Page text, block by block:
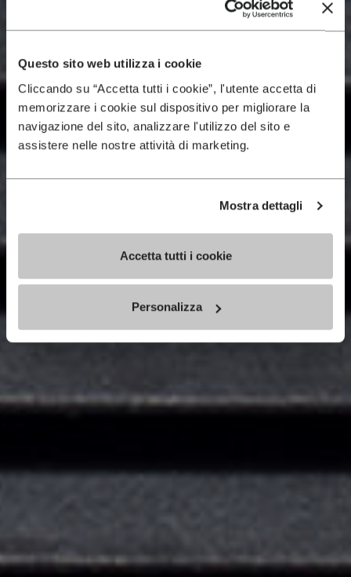
Questo sito web utilizza i cookie
Cliccando su “Accetta tutti i cookie”, l'utente accetta di
memorizzare i cookie sul dispositivo per migliorare la
navigazione del sito, analizzare l'utilizzo del sito e
assistere nelle nostre attività di marketing.
Mostra dettagli
Accetta tutti i cookie
Personalizza